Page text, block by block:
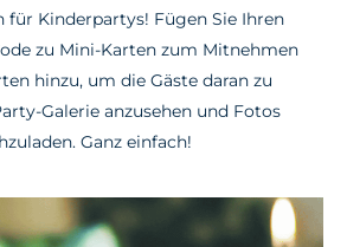
für Kinderpartys! Fügen Sie Ihren
zu Mini-Karten zum Mitnehmen
hinzu, um die Gäste daran zu
Galerie anzusehen und Fotos
Ganz einfach!